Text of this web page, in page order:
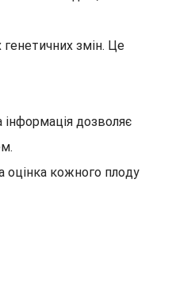
генетичних змін. Це
дозволяє
оцінка кожного плоду